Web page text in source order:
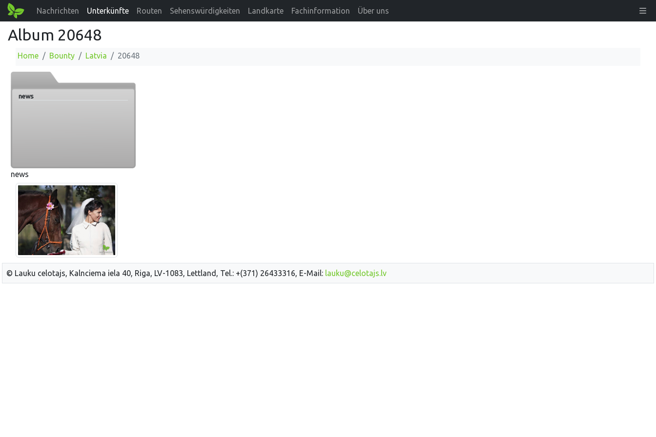
Nachrichten Unterkünfte Routen Sehenswürdigkeiten Landkarte Fachinformation Über uns
Album 20648
Home Bounty Latvia 20648
news
news
© Lauku celotajs, Kalnciema iela 40, Riga, LV-1083, Lettland, Tel.: +(371) 26433316, E-Mail: lauku@celotajs.lv